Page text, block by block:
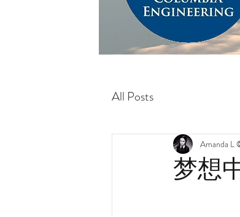
All Posts
梦想
Amanda L